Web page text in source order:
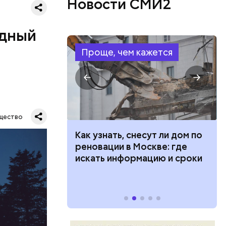
— в
Новости СМИ2
Проще, чем кажется
при
кто может
нужны
Как узнать, снесут ли дом по
реновации в Москве: где
искать информацию и сроки